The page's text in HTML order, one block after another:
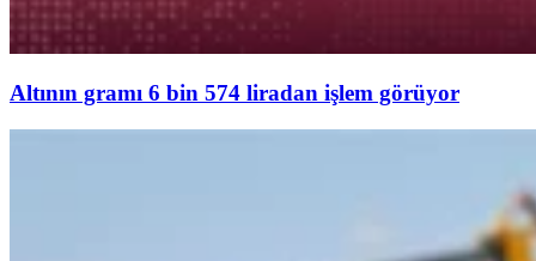
Altının gramı 6 bin 574 liradan işlem görüyor